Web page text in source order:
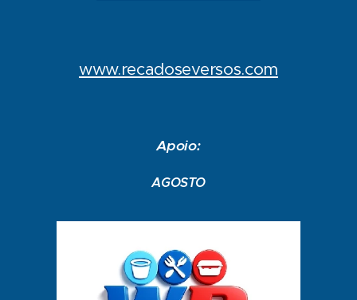
www.recadoseversos.com
Apoio:
AGOSTO